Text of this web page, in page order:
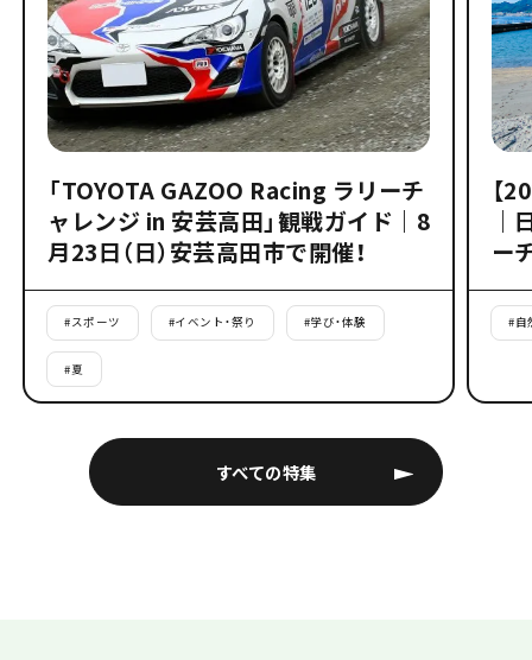
すべての特集
「TOYOTA GAZOO Racing ラリーチ
ャレンジ in 安芸高田」観戦ガイド｜8
月23日（日）安芸高田市で開催！
#スポーツ #イベント・祭り #学び・体験
#夏
【
｜
ー
#自